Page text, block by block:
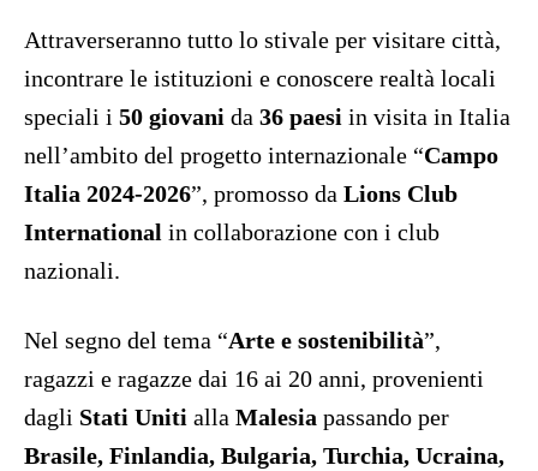
Attraverseranno tutto lo stivale per visitare città,
incontrare le istituzioni e conoscere realtà locali
speciali i 50 giovani da 36 paesi in visita in Italia
nell’ambito del progetto internazionale “Campo
Italia 2024-2026”, promosso da Lions Club
International in collaborazione con i club
nazionali.
Nel segno del tema “Arte e sostenibilità”,
ragazzi e ragazze dai 16 ai 20 anni, provenienti
dagli Stati Uniti alla Malesia passando per
Brasile, Finlandia, Bulgaria, Turchia, Ucraina,